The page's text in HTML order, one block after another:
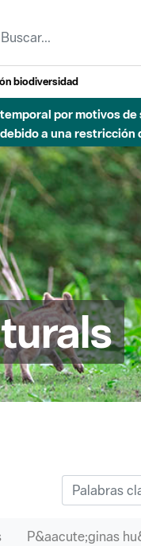
biodiversidad
por motivos
a una restricción